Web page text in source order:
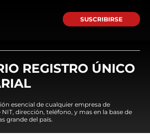
SUSCRIBIRSE
REGISTRO ÚNICO
esencial de cualquier empresa de
dirección, teléfono, y mas en la base de
grande del país.